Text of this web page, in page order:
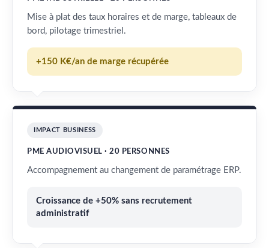
Mise à plat des taux horaires et de marge, tableaux de
bord, pilotage trimestriel.
+150 K€/an de marge récupérée
IMPACT BUSINESS
PME AUDIOVISUEL · 20 PERSONNES
Accompagnement au changement de paramétrage ERP.
Croissance de +50% sans recrutement
administratif